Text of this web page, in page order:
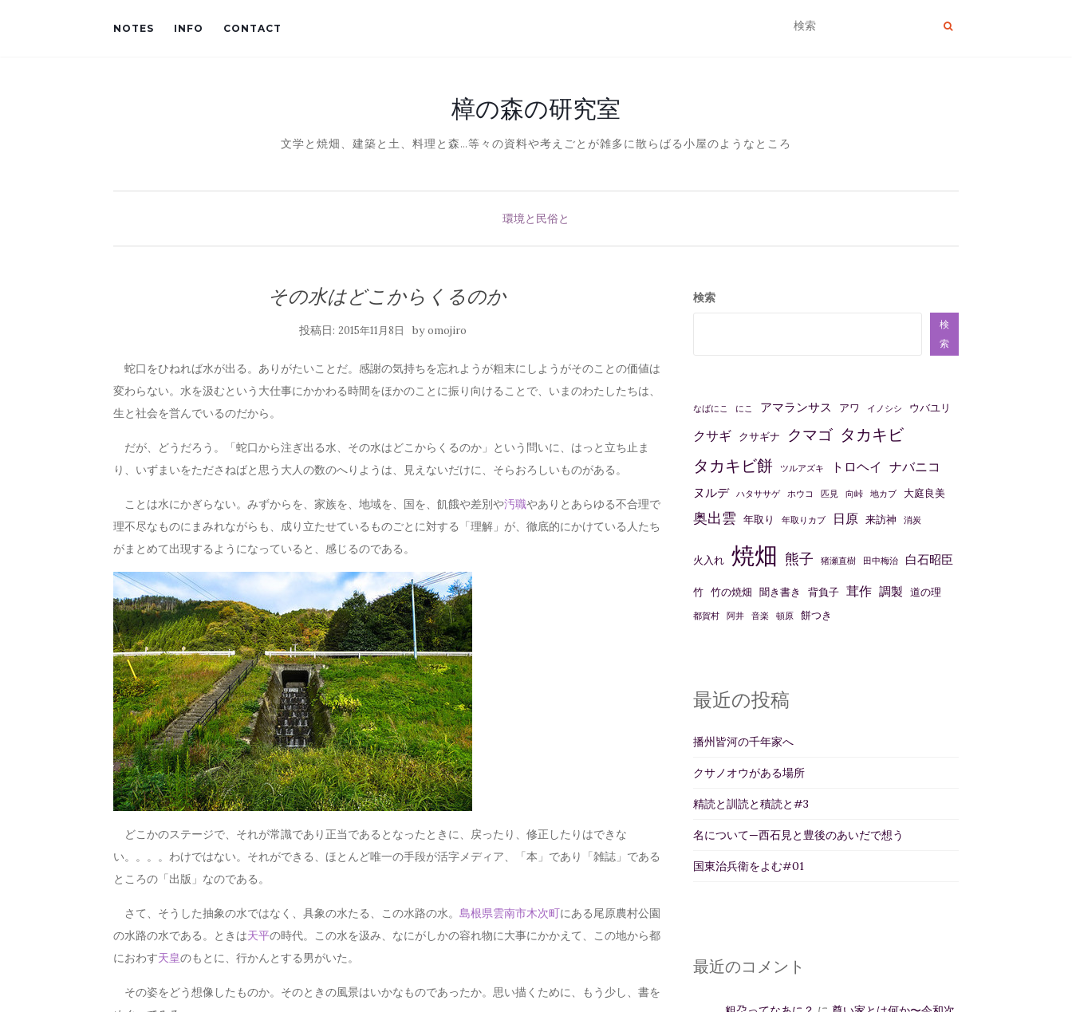
NOTES INFO CONTACT
樟の森の研究室
文学と焼畑、建築と土、料理と森…等々の資料や考えごとが雑多に散らばる小屋のようなところ
環境と民俗と
その水はどこからくるのか
投稿日:2015年11月8日 byomojiro
蛇口をひねれば水が出る。ありがたいことだ。感謝の気持ちを忘れようが粗末にしようがそのことの価値は
変わらない。水を汲むという大仕事にかかわる時間をほかのことに振り向けることで、いまのわたしたちは、
生と社会を営んでいるのだから。
だが、どうだろう。「蛇口から注ぎ出る水、その水はどこからくるのか」という問いに、はっと立ち止ま
り、いずまいをたださねばと思う大人の数のへりようは、見えないだけに、そらおろしいものがある。
ことは水にかぎらない。みずからを、家族を、地域を、国を、飢餓や差別や汚職やありとあらゆる不合理で
理不尽なものにまみれながらも、成り立たせているものごとに対する「理解」が、徹底的にかけている人たち
がまとめて出現するようになっていると、感じるのである。
どこかのステージで、それが常識であり正当であるとなったときに、戻ったり、修正したりはできな
い。。。。わけではない。それができる、ほとんど唯一の手段が活字メディア、「本」であり「雑誌」である
ところの「出版」なのである。
さて、そうした抽象の水ではなく、具象の水たる、この水路の水。 島根県雲南市木次町にある尾原農村公園
の水路の水である。ときは天平の時代。この水を汲み、なにがしかの容れ物に大事にかかえて、この地から都
におわす天皇のもとに、行かんとする男がいた。
その姿をどう想像したものか。そのときの風景はいかなものであったか。思い描くために、もう少し、書を
検索
検
索
なばにこ にこ アマランサス アワ イノシシ ウバユリ
クサギ クサギナ クマゴ タカキビ
タカキビ餅
ツルアズキ トロヘイ ナバニコ
ヌルデ ハタササゲ ホウコ 匹見 向峠 地カブ 大庭良美
奥出雲 年取り 年取りカブ 日原 来訪神 消炭
火入れ 焼畑 熊子 猪瀬直樹 田中梅治 白石昭臣
竹 竹の焼畑 聞き書き 背負子 茸作 調製 道の理
都賀村 阿井 音楽 頓原 餅つき
最近の投稿
播州皆河の千年家へ
クサノオウがある場所
精読と訓読と積読と#3
名について—西石見と豊後のあいだで想う
国東治兵衛をよむ#01
最近のコメント